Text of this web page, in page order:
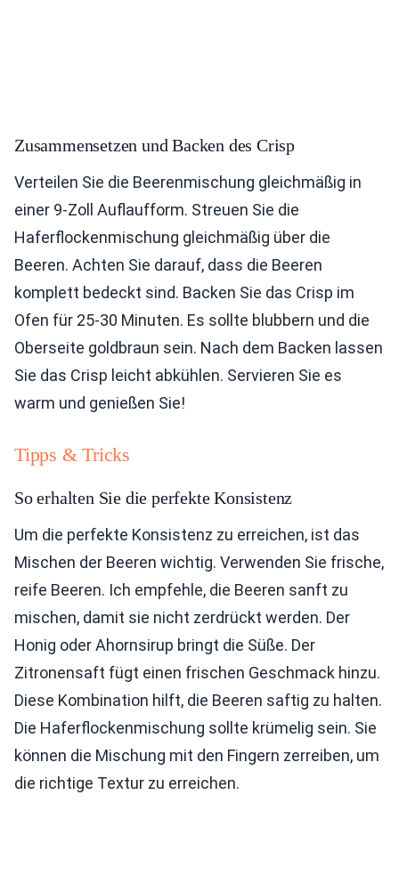
Zusammensetzen und Backen des Crisp
Verteilen Sie die Beerenmischung gleichmäßig in
einer 9-Zoll Auflaufform. Streuen Sie die
Haferflockenmischung gleichmäßig über die
Beeren. Achten Sie darauf, dass die Beeren
komplett bedeckt sind. Backen Sie das Crisp im
Ofen für 25-30 Minuten. Es sollte blubbern und die
Oberseite goldbraun sein. Nach dem Backen lassen
Sie das Crisp leicht abkühlen. Servieren Sie es
warm und genießen Sie!
Tipps & Tricks
So erhalten Sie die perfekte Konsistenz
Um die perfekte Konsistenz zu erreichen, ist das
Mischen der Beeren wichtig. Verwenden Sie frische,
reife Beeren. Ich empfehle, die Beeren sanft zu
mischen, damit sie nicht zerdrückt werden. Der
Honig oder Ahornsirup bringt die Süße. Der
Zitronensaft fügt einen frischen Geschmack hinzu.
Diese Kombination hilft, die Beeren saftig zu halten.
Die Haferflockenmischung sollte krümelig sein. Sie
können die Mischung mit den Fingern zerreiben, um
die richtige Textur zu erreichen.